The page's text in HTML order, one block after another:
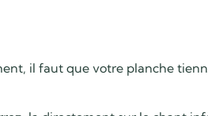
il faut que votre planche